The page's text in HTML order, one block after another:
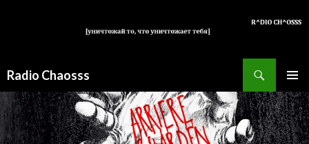
Radio Chaosss
МЕНЮ
К
СОДЕРЖИМОМУ